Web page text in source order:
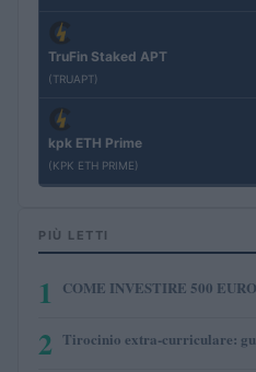
TruFin Staked APT
(TRUAPT)
kpk ETH Prime
(KPK ETH PRIME)
PIÙ LETTI
1 COME INVESTIRE 500
2 Tirocinio extra-curriculare: